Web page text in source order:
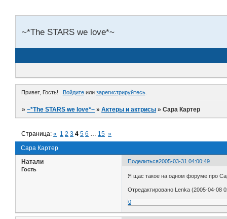
~*The STARS we love*~
Привет, Гость! Войдитеили зарегистрируйтесь.
»~*The STARS we love*~ »Актеры и актрисы »Сара Картер
Сара Картер
Страница:« 1 2 3 4 5 6 … 15 »
Поделиться2005-03-31 04:00:49
Натали
Гость
Я щас такое на одном форуме про
Отредактировано Lenka (2005-04-08
0